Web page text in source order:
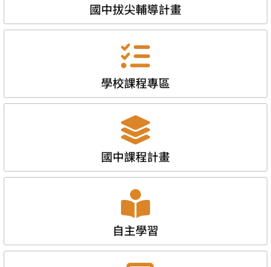
國中拔尖輔導計畫
學校課程專區
國中課程計畫
自主學習